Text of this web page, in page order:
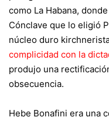
como La Habana,
Cónclave que lo eligió
núcleo duro
complicidad con la
produjo una
obsecuencia.
Hebe Bonafini era una